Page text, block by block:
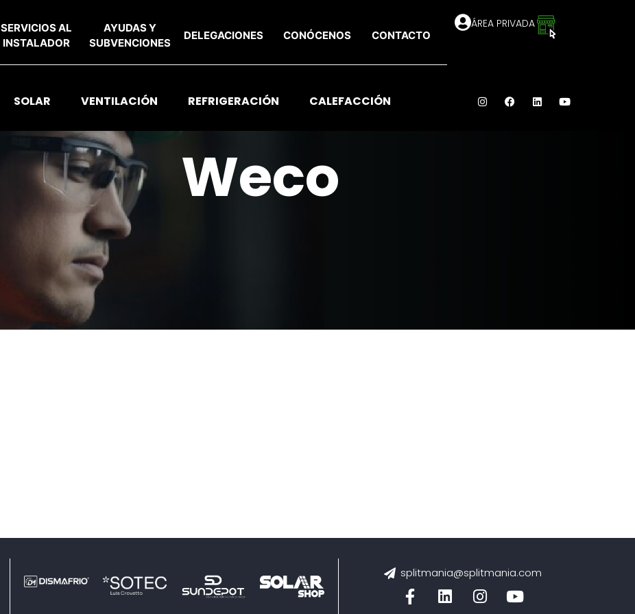
SERVICIOS AL
INSTALADOR
AYUDAS Y
SUBVENCIONES
DELEGACIONES CONÓCENOS CONTACTO
ÁREA PRIVADA
SOLAR VENTILACIÓN REFRIGERACIÓN CALEFACCIÓN
Weco
splitmania@splitmania.com